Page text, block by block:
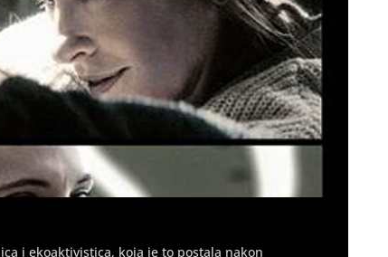
i ekoaktivistica, koja je to postala nakon